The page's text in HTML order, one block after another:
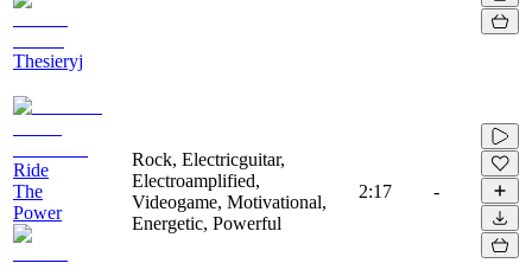
Thesieryj
Ride
The
Power
Rock, Electricguitar,
Electroamplified,
Videogame, Motivational,
Energetic, Powerful
2:17 -